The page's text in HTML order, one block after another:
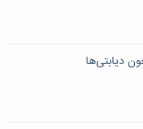
دیابتی‌ها